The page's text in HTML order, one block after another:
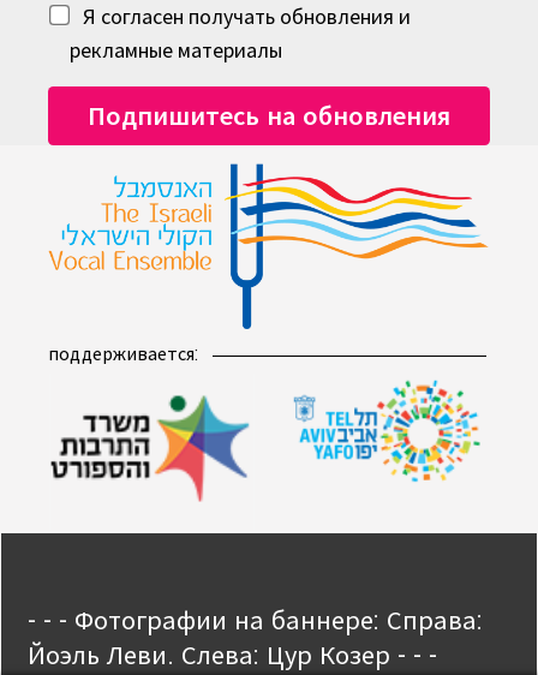
Я согласен получать обновления и
рекламные материалы
поддерживается:
- - - Фотографии на баннере: Справа:
Йоэль Леви. Слева: Цур Козер - - -